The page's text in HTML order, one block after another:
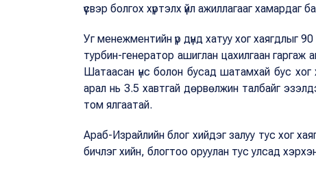
үүсвэр болгох хүртэлх үйл ажиллагааг хамардаг
Уг менежментийн үр дүнд хатуу хог хаягдлыг
турбин-генератор ашиглан цахилгаан гаргаж
Шатаасан үнс болон бусад шатамхай бус хог
арал нь 3.5 хавтгай дөрвөлжин талбайг
том ялгаатай.
Араб-Израйлийн блог хийдэг залуу тус хог
бичлэг хийн, блогтоо оруулан тус улсад